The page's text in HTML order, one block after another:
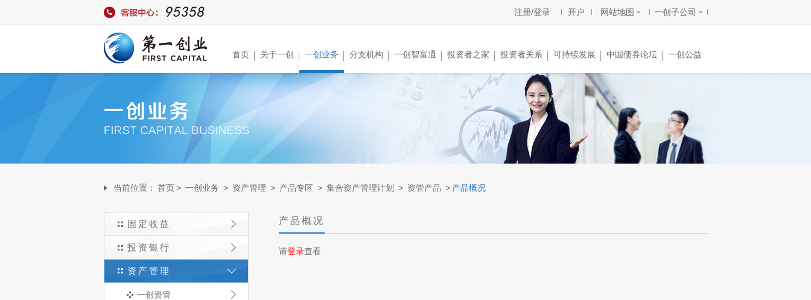
注册/登录 开户 网站地图 一创子公司
首页 关于一创 一创业务 分支机构 一创智富通 投资者之家 投资者关系 可持续发展 中国债券论坛 一创公益
当前位置： 首页> 一创业务 > 资产管理 > 产品专区 > 集合资产管理计划 > 资管产品 > 产品概况
固定收益
投资银行
资产管理
一创资管
产品概况
请登录查看